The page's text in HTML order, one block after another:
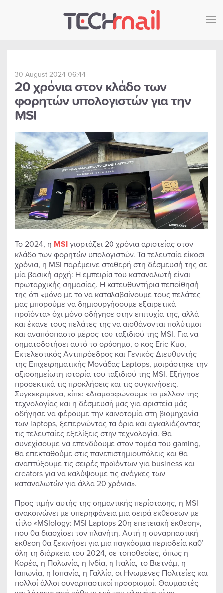
Skip to main content
30 August 2024 06:44
20 χρόνια στον κλάδο των
φορητών υπολογιστών για την
MSI
Το 2024, η MSIγιορτάζει 20 χρόνια αριστείας στον
κλάδο των φορητών υπολογιστών. Τα τελευταία είκοσι
χρόνια, η MSI παρέμεινε σταθερή στη δέσμευσή της σε
μία βασική αρχή: Η εμπειρία του καταναλωτή είναι
πρωταρχικής σημασίας. Η κατευθυντήρια πεποίθησή
της ότι «μόνο με το να καταλαβαίνουμε τους πελάτες
μας μπορούμε να δημιουργήσουμε εξαιρετικά
προϊόντα» όχι μόνο οδήγησε στην επιτυχία της, αλλά
και έκανε τους πελάτες της να αισθάνονται πολύτιμοι
και αναπόσπαστο μέρος του ταξιδιού της MSI. Για να
σηματοδοτήσει αυτό το ορόσημο, ο κος Eric Kuo,
Εκτελεστικός Αντιπρόεδρος και Γενικός Διευθυντής
της Επιχειρηματικής Μονάδας Laptops, μοιράστηκε την
αξιοσημείωτη ιστορία του ταξιδιού της MSI. Εξήγησε
προσεκτικά τις προκλήσεις και τις συγκινήσεις.
Συγκεκριμένα, είπε: «Διαμορφώνουμε το μέλλον της
τεχνολογίας και η δέσμευσή μας για αριστεία μάς
οδήγησε να φέρουμε την καινοτομία στη βιομηχανία
των laptops, ξεπερνώντας τα όρια και αγκαλιάζοντας
τις τελευταίες εξελίξεις στην τεχνολογία. Θα
συνεχίσουμε να επενδύουμε στον τομέα του gaming,
θα επεκταθούμε στις πανεπιστημιουπόλεις και θα
αναπτύξουμε τις σειρές προϊόντων για business και
creators για να καλύψουμε τις ανάγκες των
καταναλωτών για άλλα 20 χρόνια».
Προς τιμήν αυτής της σημαντικής περίστασης, η MSI
ανακοινώνει με υπερηφάνεια μια σειρά εκθέσεων με
τίτλο «MSIology: MSI Laptops 20η επετειακή έκθεση»,
που θα διασχίσει τον πλανήτη. Αυτή η συναρπαστική
έκθεση θα ξεκινήσει για μια παγκόσμια περιοδεία καθ’
όλη τη διάρκεια του 2024, σε τοποθεσίες, όπως η
Κορέα, η Πολωνία, η Ινδία, η Ιταλία, το Βιετνάμ, η
Ιαπωνία, η Ισπανία, η Γαλλία, οι Ηνωμένες Πολιτείες και
πολλοί άλλοι συναρπαστικοί προορισμοί. Θαυμαστές